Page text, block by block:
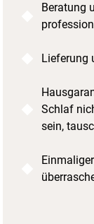
Beratung
Lieferung
Schlaf
sein,